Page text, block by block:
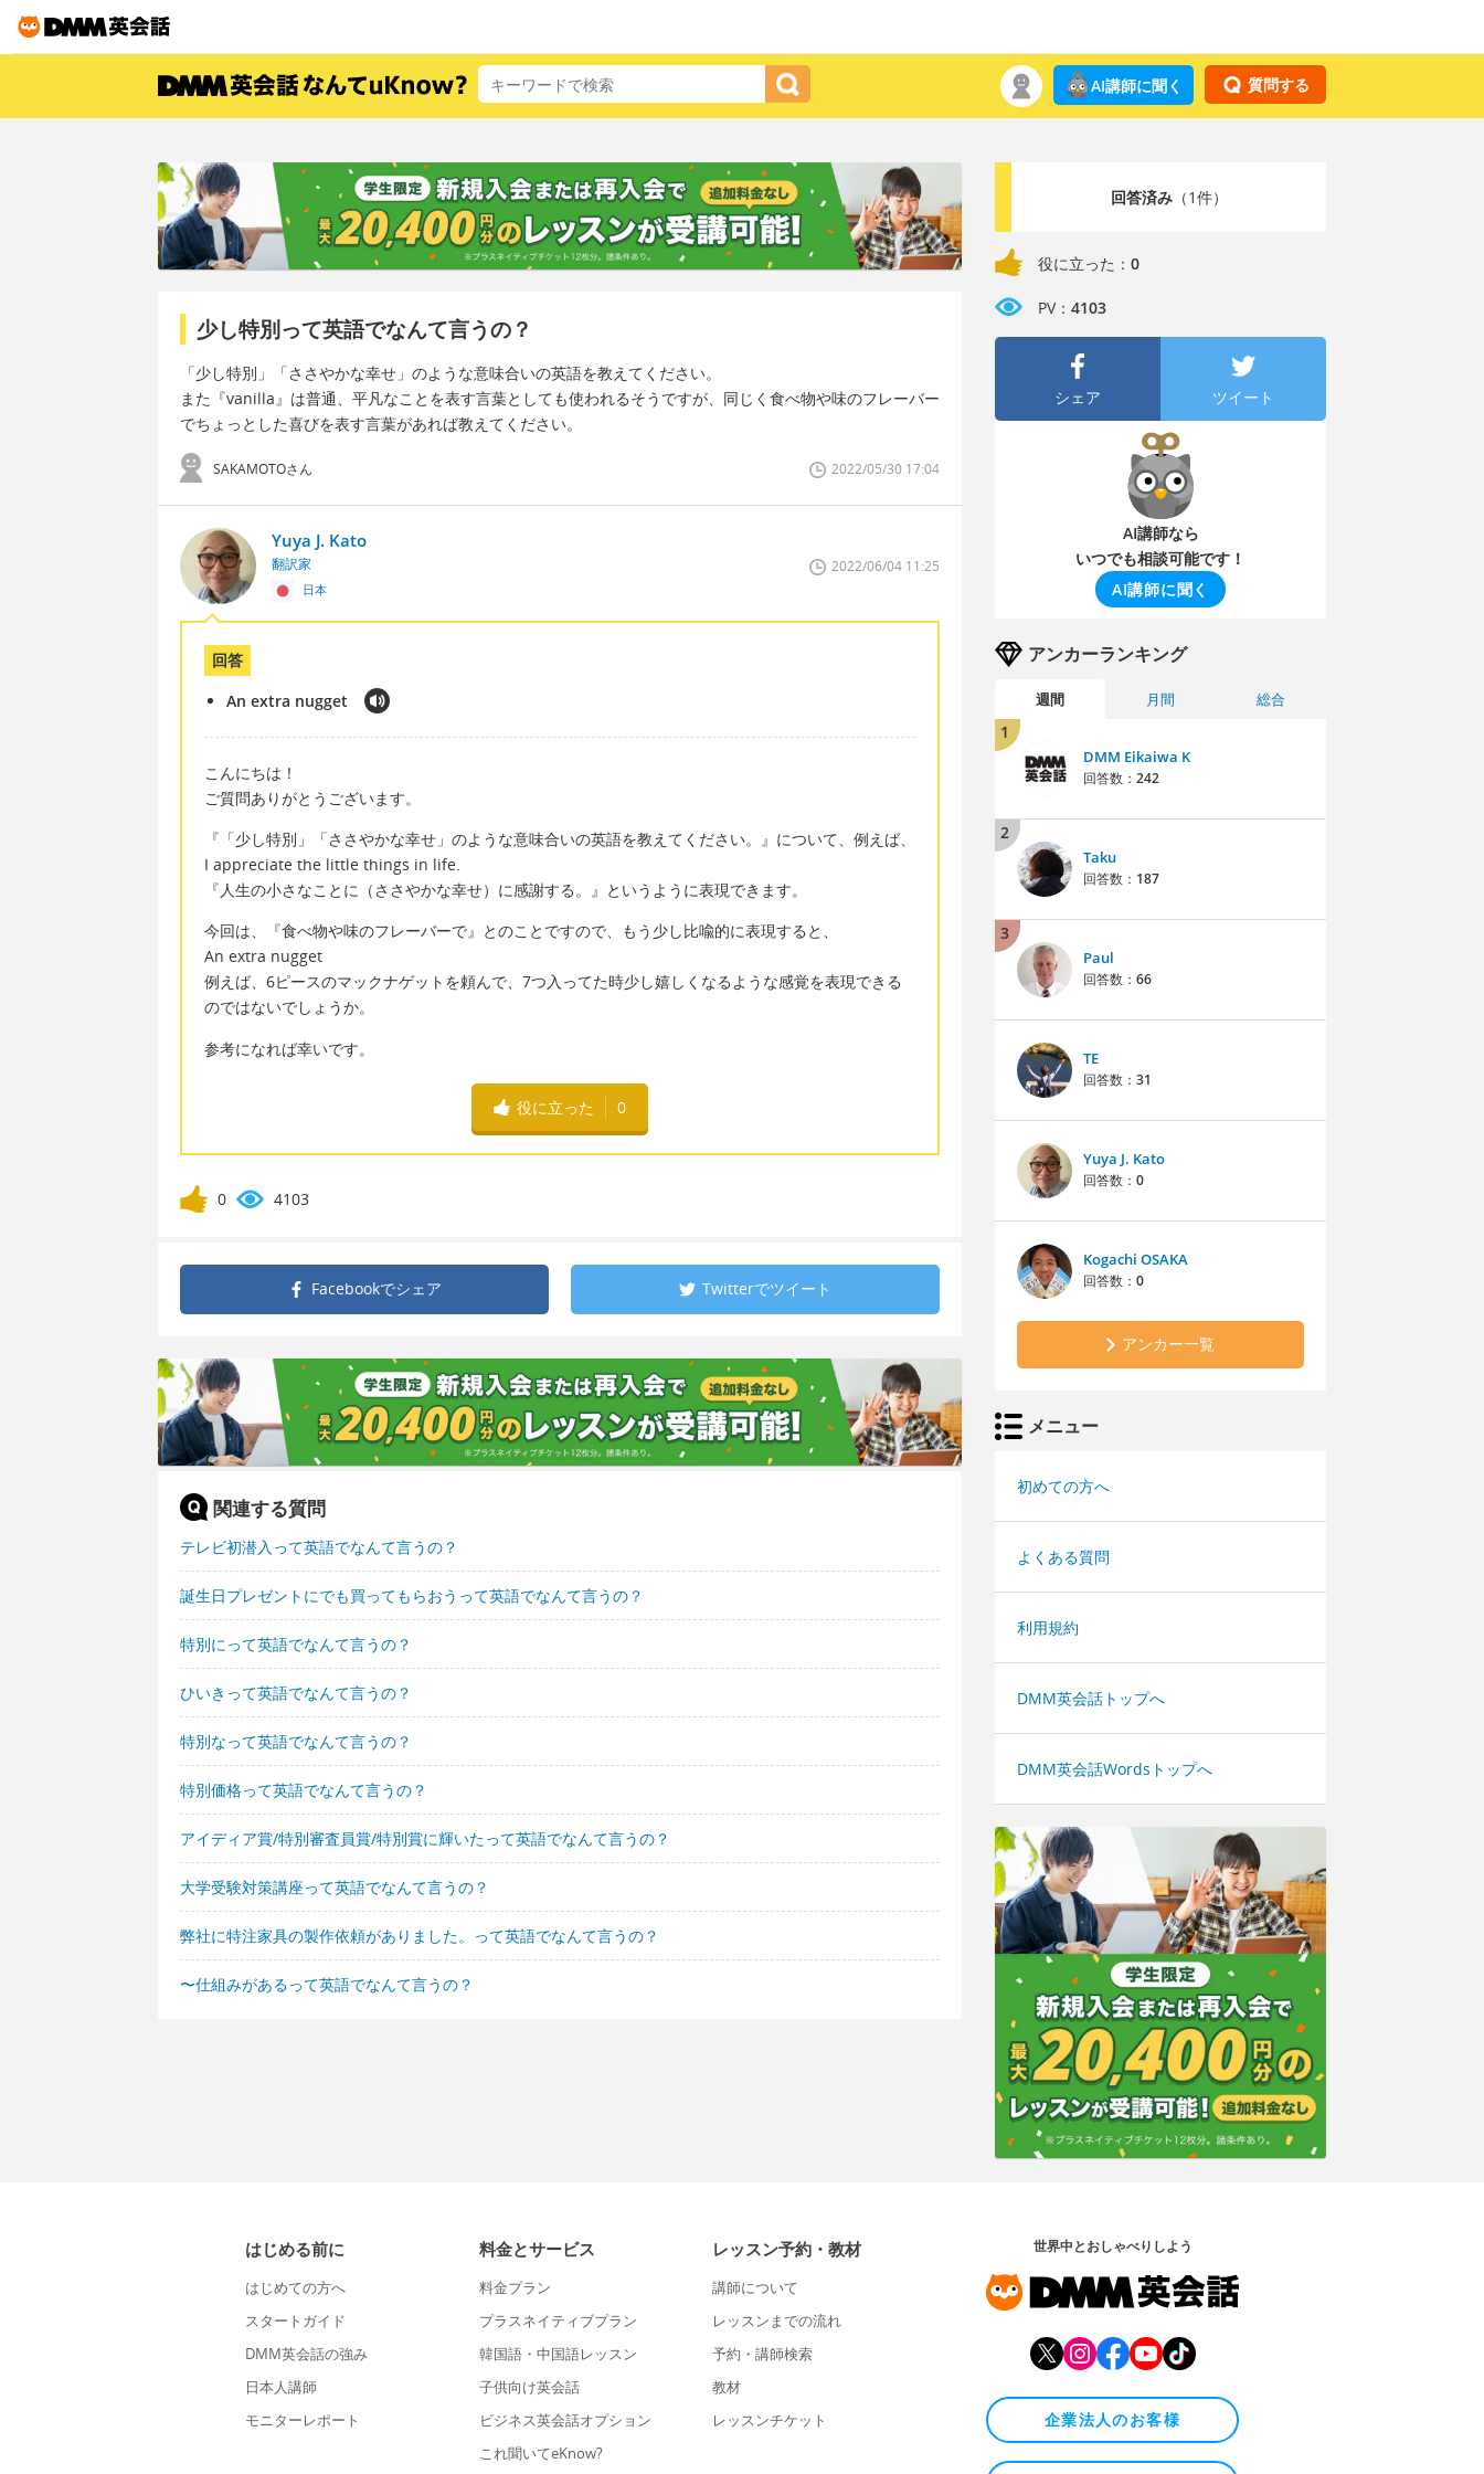
質問する
AI講師に聞く
少し特別って英語でなんて言うの？
「少し特別」「ささやかな幸せ」のような意味合いの英語を教えてください。
また『vanilla』は普通、平凡なことを表す言葉としても使われるそうですが、同じく食べ物や味のフレーバー
でちょっとした喜びを表す言葉があれば教えてください。
SAKAMOTOさん 2022/05/30 17:04
Yuya J. Kato
翻訳家
日本
2022/06/04 11:25
回答
An extra nugget
こんにちは！
ご質問ありがとうございます。
『「少し特別」「ささやかな幸せ」のような意味合いの英語を教えてください。』について、例えば、
I appreciate the little things in life.
『人生の小さなことに（ささやかな幸せ）に感謝する。』というように表現できます。
今回は、『食べ物や味のフレーバーで』とのことですので、もう少し比喩的に表現すると、
An extra nugget
例えば、6ピースのマックナゲットを頼んで、7つ入ってた時少し嬉しくなるような感覚を表現できる
のではないでしょうか。
参考になれば幸いです。
役に立った 0
0 4103
Facebookでシェア Twitterでツイート
関連する質問
テレビ初潜入って英語でなんて言うの？
誕生日プレゼントにでも買ってもらおうって英語でなんて言うの？
特別にって英語でなんて言うの？
ひいきって英語でなんて言うの？
特別なって英語でなんて言うの？
特別価格って英語でなんて言うの？
アイディア賞/特別審査員賞/特別賞に輝いたって英語でなんて言うの？
大学受験対策講座って英語でなんて言うの？
弊社に特注家具の製作依頼がありました。って英語でなんて言うの？
〜仕組みがあるって英語でなんて言うの？
回答済み（1件）
役に立った： 0
PV： 4103
シェア ツイート
AI講師なら
いつでも相談可能です！
AI講師に聞く
アンカーランキング
週間 月間 総合
1
DMM Eikaiwa K
回答数： 242
2
Taku
回答数： 187
3
Paul
回答数： 66
TE
回答数： 31
Yuya J. Kato
回答数： 0
Kogachi OSAKA
回答数： 0
アンカー一覧
メニュー
初めての方へ
よくある質問
利用規約
DMM英会話トップへ
DMM英会話Wordsトップへ
はじめる前に
はじめての方へ
スタートガイド
DMM英会話の強み
日本人講師
モニターレポート
料金とサービス
料金プラン
プラスネイティブプラン
韓国語・中国語レッスン
子供向け英会話
ビジネス英会話オプション
これ聞いてeKnow?
レッスン予約・教材
講師について
レッスンまでの流れ
予約・講師検索
教材
レッスンチケット
世界中とおしゃべりしよう
企業法人のお客様